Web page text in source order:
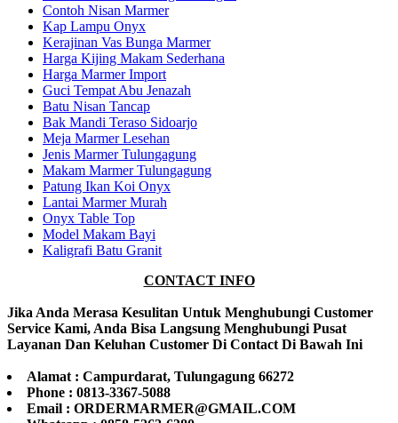
Contoh Nisan Marmer
Kap Lampu Onyx
Kerajinan Vas Bunga Marmer
Harga Kijing Makam Sederhana
Harga Marmer Import
Guci Tempat Abu Jenazah
Batu Nisan Tancap
Bak Mandi Teraso Sidoarjo
Meja Marmer Lesehan
Jenis Marmer Tulungagung
Makam Marmer Tulungagung
Patung Ikan Koi Onyx
Lantai Marmer Murah
Onyx Table Top
Model Makam Bayi
Kaligrafi Batu Granit
CONTACT INFO
Jika Anda Merasa Kesulitan Untuk Menghubungi Customer
Service Kami, Anda Bisa Langsung Menghubungi Pusat
Layanan Dan Keluhan Customer Di Contact Di Bawah Ini
Alamat : Campurdarat, Tulungagung 66272
Phone : 0813-3367-5088
Email : ORDERMARMER@GMAIL.COM